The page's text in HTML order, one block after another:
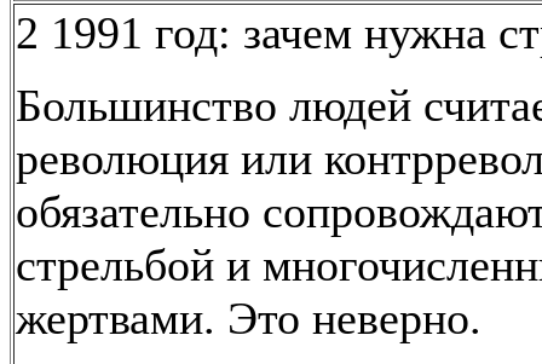
2 1991 год: зачем нужна
Большинство людей
революция или
обязательно
стрельбой и
жертвами. Это неверно.